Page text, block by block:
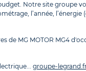
Notre site groupe
l’année, l’énergie
de MG MOTOR MG4
groupe-